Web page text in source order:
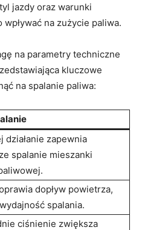
jazdy oraz warunki
⁤na zużycie paliwa.
na parametry techniczne
kluczowe
na ⁣spalanie paliwa:
działanie zapewnia
spalanie mieszanki
dopływ powietrza,
spalania.
ciśnienie zwiększa